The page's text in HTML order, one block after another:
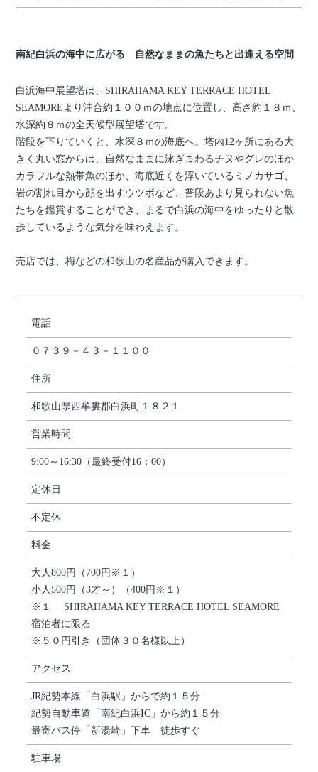
南紀白浜の海中に広がる 自然なままの魚たちと出逢える空間
白浜海中展望塔は、SHIRAHAMA KEY TERRACE HOTEL
SEAMOREより沖合約１００ｍの地点に位置し、高さ約１８ｍ、
水深約８ｍの全天候型展望塔です。
階段を下りていくと、水深８ｍの海底へ。塔内12ヶ所にある大
きく丸い窓からは、自然なままに泳ぎまわるチヌやグレのほか
カラフルな熱帯魚のほか、海底近くを浮いているミノカサゴ、
岩の割れ目から顔を出すウツボなど、普段あまり見られない魚
たちを鑑賞することができ、まるで白浜の海中をゆったりと散
歩しているような気分を味わえます。
売店では、梅などの和歌山の名産品が購入できます。
電話
０７３９－４３－１１００
住所
和歌山県西牟婁郡白浜町１８２１
営業時間
9:00～16:30（最終受付16：00）
定休日
不定休
料金
大人800円（700円※１）
小人500円（3才～）（400円※１）
※１ SHIRAHAMA KEY TERRACE HOTEL SEAMORE
宿泊者に限る
※５０円引き（団体３０名様以上）
アクセス
JR紀勢本線「白浜駅」からで約１５分
紀勢自動車道「南紀白浜IC」から約１５分
最寄バス停「新湯崎」下車 徒歩すぐ
駐車場